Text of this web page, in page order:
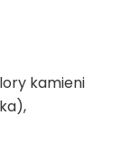
kamieni